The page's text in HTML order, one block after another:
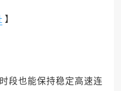
】
段也能保持稳定高速连